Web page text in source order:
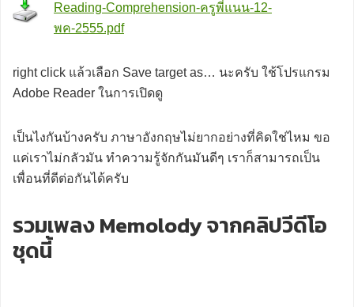
Reading-Comprehension-ครูพี่แนน-12-
พค-2555.pdf
right click แล้วเลือก Save target as… นะครับ ใช้โปรแกรม
Adobe Reader ในการเปิดดู
เป็นไงกันบ้างครับ ภาษาอังกฤษไม่ยากอย่างที่คิดใช่ไหม ขอ
แค่เราไม่กลัวมัน ทำความรู้จักกันมันดีๆ เราก็สามารถเป็น
เพื่อนที่ดีต่อกันได้ครับ
รวมเพลง Memolody จากคลิปวีดีโอ
ชุดนี้